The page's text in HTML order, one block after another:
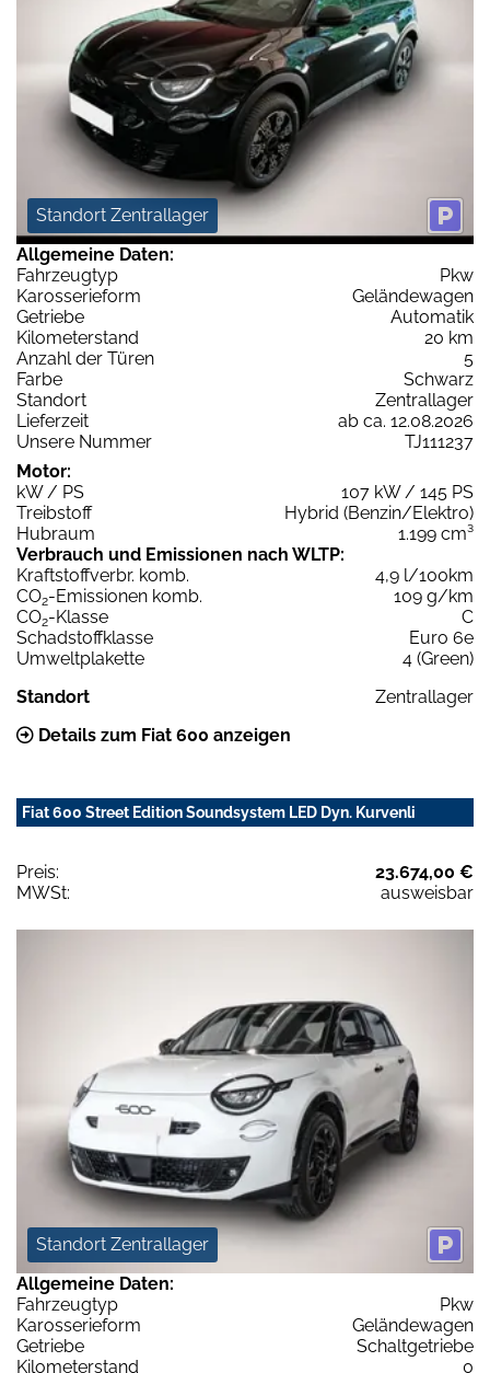
Standort Zentrallager
Allgemeine Daten:
Fahrzeugtyp
Pkw
Karosserieform
Geländewagen
Getriebe
Automatik
Kilometerstand
20 km
Anzahl der Türen
5
Farbe
Schwarz
Standort
Zentrallager
Lieferzeit
ab ca. 12.08.2026
Unsere Nummer
TJ111237
Motor:
kW / PS
107 kW / 145 PS
Treibstoff
Hybrid (Benzin/Elektro)
Hubraum
1.199 cm³
Verbrauch und Emissionen nach WLTP:
Kraftstoffverbr. komb.
4,9 l/100km
CO2-Emissionen komb.
109 g/km
CO2-Klasse
C
Schadstoffklasse
Euro 6e
Umweltplakette
4 (Green)
Standort
Zentrallager
Details zum Fiat 600 anzeigen
Fiat 600 Street Edition Soundsystem LED Dyn. Kurvenli
Preis:
23.674,00 €
MWSt:
ausweisbar
Standort Zentrallager
Allgemeine Daten:
Fahrzeugtyp
Pkw
Karosserieform
Geländewagen
Getriebe
Schaltgetriebe
Kilometerstand
0